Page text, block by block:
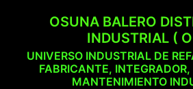
OSUNA BALERO
INDUSTRIAL (
UNIVERSO INDUSTRIAL DE
FABRICANTE,
MANTENIMIENTO